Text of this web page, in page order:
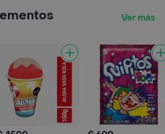
Ver más